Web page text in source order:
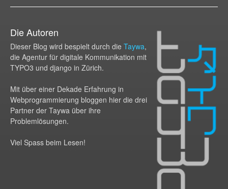
Die Autoren
Dieser Blog wird bespielt durch die Taywa,
die Agentur für digitale Kommunikation mit
TYPO3 und django in Zürich.
Mit über einer Dekade Erfahrung in
Webprogram­mierung bloggen hier die drei
Partner der Taywa über ihre
Problemlösungen.
Viel Spass beim Lesen!